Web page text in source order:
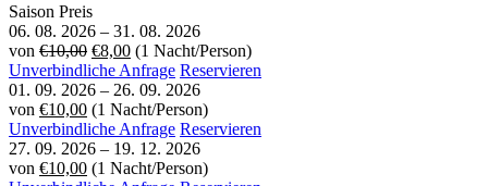
Saison Preis
06. 08. 2026 – 31. 08. 2026
von €10,00 €8,00 (1 Nacht/Person)
Unverbindliche Anfrage Reservieren
01. 09. 2026 – 26. 09. 2026
von €10,00 (1 Nacht/Person)
Unverbindliche Anfrage Reservieren
27. 09. 2026 – 19. 12. 2026
von €10,00 (1 Nacht/Person)